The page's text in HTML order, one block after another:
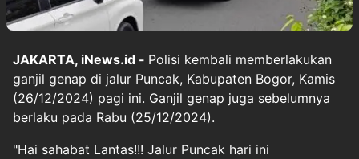
JAKARTA, iNews.id - Polisi kembali memberlakukan
ganjil genap di jalur Puncak, Kabupaten Bogor, Kamis
(26/12/2024) pagi ini. Ganjil genap juga sebelumnya
berlaku pada Rabu (25/12/2024).
"Hai sahabat Lantas!!! Jalur Puncak hari ini